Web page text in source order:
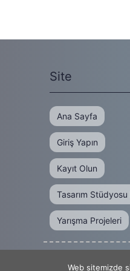
Site
Ana Sayfa
Giriş Yapın
Kayıt Olun
Tasarım
Yarışma Projeleri
archtuell | arktüell
Web sitemizde